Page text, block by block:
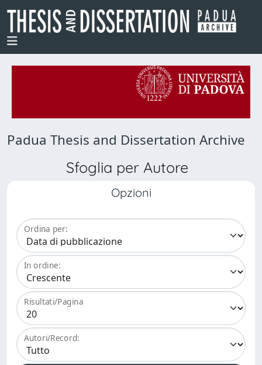
Padua Thesis and Dissertation Archive
Sfoglia per Autore
Opzioni
Ordina per:
In ordine:
Risultati/Pagina
Autori/Record: